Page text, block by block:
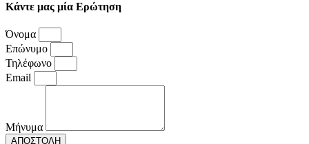
Κάντε μας μία Ερώτηση
Όνομα
Επώνυμο
Τηλέφωνο
Email
Μήνυμα
ΑΠΟΣΤΟΛΗ